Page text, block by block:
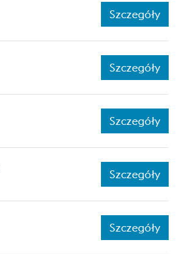
Szczegóły
Szczegóły
Szczegóły
Szczegóły
Szczegóły